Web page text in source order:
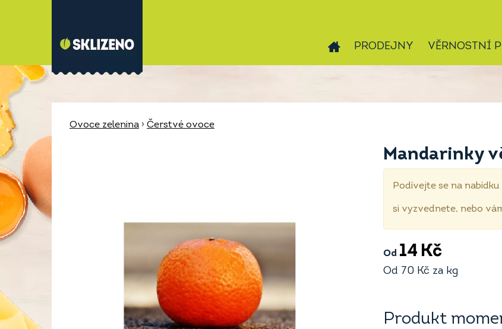
PRODEJNY VĚRNOSTNÍ
Ovoce zelenina › Čerstvé ovoce
Mandarinky
Podívejte se na
si vyzvednete, nebo
Od 14 Kč
Od 70 Kč za kg
Produkt